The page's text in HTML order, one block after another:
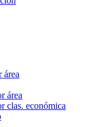
área
área
clas. económica